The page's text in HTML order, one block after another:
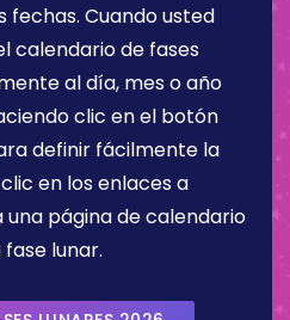
fechas. Cuando usted
calendario de fases
al día, mes o año
clic en el botón
definir fácilmente la
en los enlaces a
página de calendario
lunar.